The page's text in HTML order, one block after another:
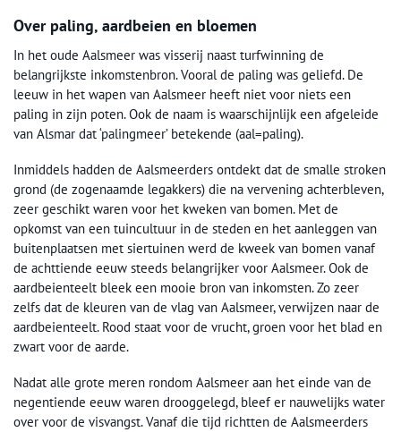
Over paling, aardbeien en bloemen
In het oude Aalsmeer was visserij naast turfwinning de
belangrijkste inkomstenbron. Vooral de paling was geliefd. De
leeuw in het wapen van Aalsmeer heeft niet voor niets een
paling in zijn poten. Ook de naam is waarschijnlijk een afgeleide
van Alsmar dat ‘palingmeer’ betekende (aal=paling).
Inmiddels hadden de Aalsmeerders ontdekt dat de smalle stroken
grond (de zogenaamde legakkers) die na vervening achterbleven,
zeer geschikt waren voor het kweken van bomen. Met de
opkomst van een tuincultuur in de steden en het aanleggen van
buitenplaatsen met siertuinen werd de kweek van bomen vanaf
de achttiende eeuw steeds belangrijker voor Aalsmeer. Ook de
aardbeienteelt bleek een mooie bron van inkomsten. Zo zeer
zelfs dat de kleuren van de vlag van Aalsmeer, verwijzen naar de
aardbeienteelt. Rood staat voor de vrucht, groen voor het blad en
zwart voor de aarde.
Nadat alle grote meren rondom Aalsmeer aan het einde van de
negentiende eeuw waren drooggelegd, bleef er nauwelijks water
over voor de visvangst. Vanaf die tijd richtten de Aalsmeerders